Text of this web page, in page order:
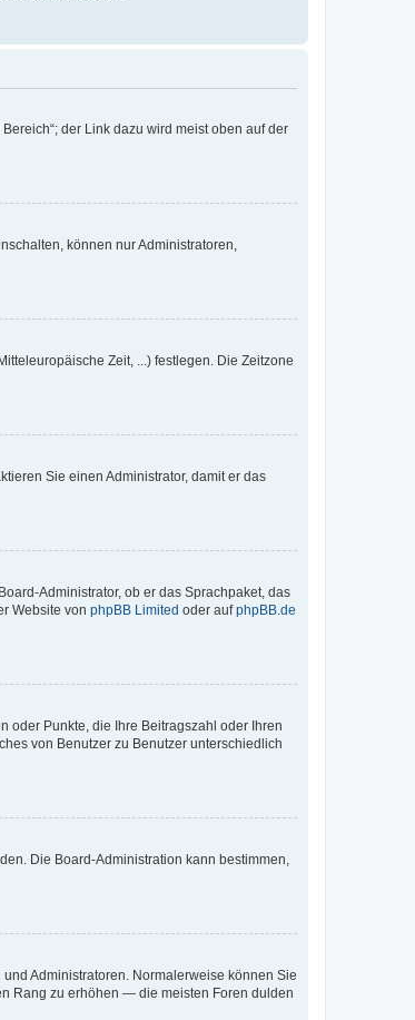
der Link dazu wird meist oben auf der
können nur Administratoren,
Zeit, ...) festlegen. Die Zeitzone
Sie einen Administrator, damit er das
Administrator, ob er das Sprachpaket, das
Website von phpBB Limited oder aufphpBB.de
oder Punkte, die Ihre Beitragszahl oder Ihren
von Benutzer zu Benutzer unterschiedlich
Die Board-Administration kann bestimmen,
Administratoren. Normalerweise können Sie
Rang zu erhöhen — die meisten Foren dulden